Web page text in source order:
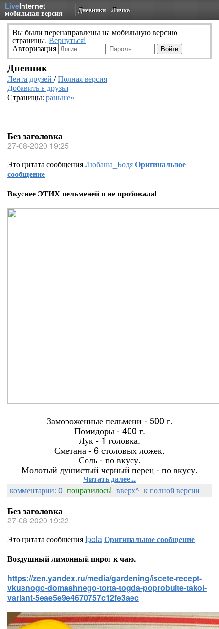
LiveInternet
мобильная версия Дневники Личка
Вы были перенаправлены на мобильную версию
страницы. Вернуться!
Авторизация
Дневник
Лента друзей /Полная версия
Добавить в друзья
Страницы: раньше»
Без заголовка
27-08-2020 19:25
Это цитата сообщенияЛюбаша_БодяОригинальное
сообщение
Вкуснее ЭТИХ пельменей я не пробовала!
Замороженные пельмени - 500 г.
Помидоры - 400 г.
Лук - 1 головка.
Сметана - 6 столовых ложек.
Соль - по вкусу.
Молотый душистый черный перец - по вкусу.
Читать далее...
комментарии: 0 понравилось! вверх^ к полной версии
Без заголовка
27-08-2020 19:22
Это цитата сообщения IpolaОригинальное сообщение
Воздушный лимонный пирог к чаю.
https://zen.yandex.ru/media/gardening/iscete-recept-
vkusnogo-domashnego-torta-togda-poprobuite-takoi-
variant-5eae5e9e4670757c12fe3aec